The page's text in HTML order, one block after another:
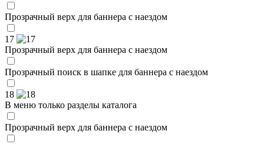
Прозрачный верх для баннера с наездом
17
Прозрачный верх для баннера с наездом
Прозрачный поиск в шапке для баннера с наездом
18
В меню только разделы каталога
Прозрачный верх для баннера с наездом